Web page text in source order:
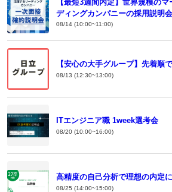
【最短3週間内定】世界規模の
ディングカンパニーの採用説明会
08/14 (10:00~11:00)
【安心の大手グループ】先着順
08/13 (12:30~13:00)
ITエンジニア職 1week選考会
08/20 (10:00~16:00)
高精度の自己分析で理想の内定
08/25 (14:00~15:00)